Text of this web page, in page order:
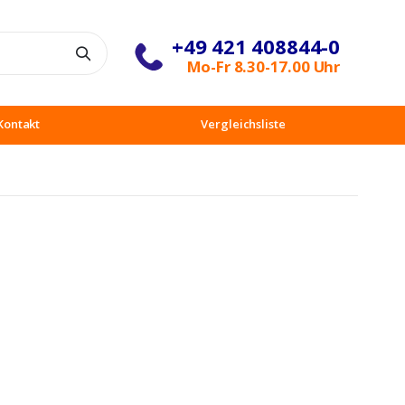
+49 421 408844-0
Mo-Fr 8.30-17.00 Uhr
Vergleichsliste